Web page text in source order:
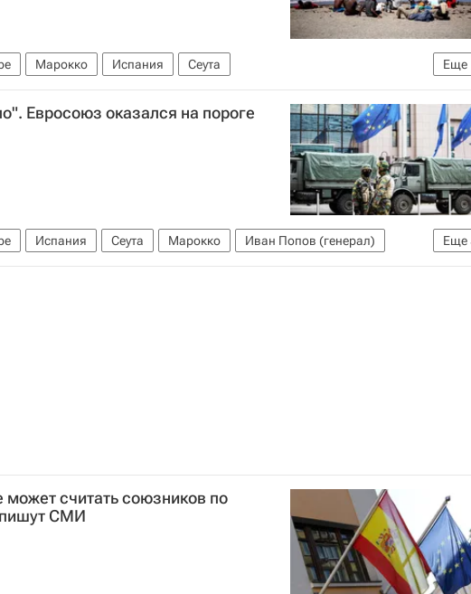
Еще
Марокко Испания
Сеута
Евросоюз оказался на пороге
Еще
Испания Сеута Марокко
Иван Попов (генерал)
зона Евросоюз
Еврокомиссия
считать союзников по
СМИ